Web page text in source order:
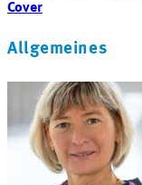
Cover
Allgemeines